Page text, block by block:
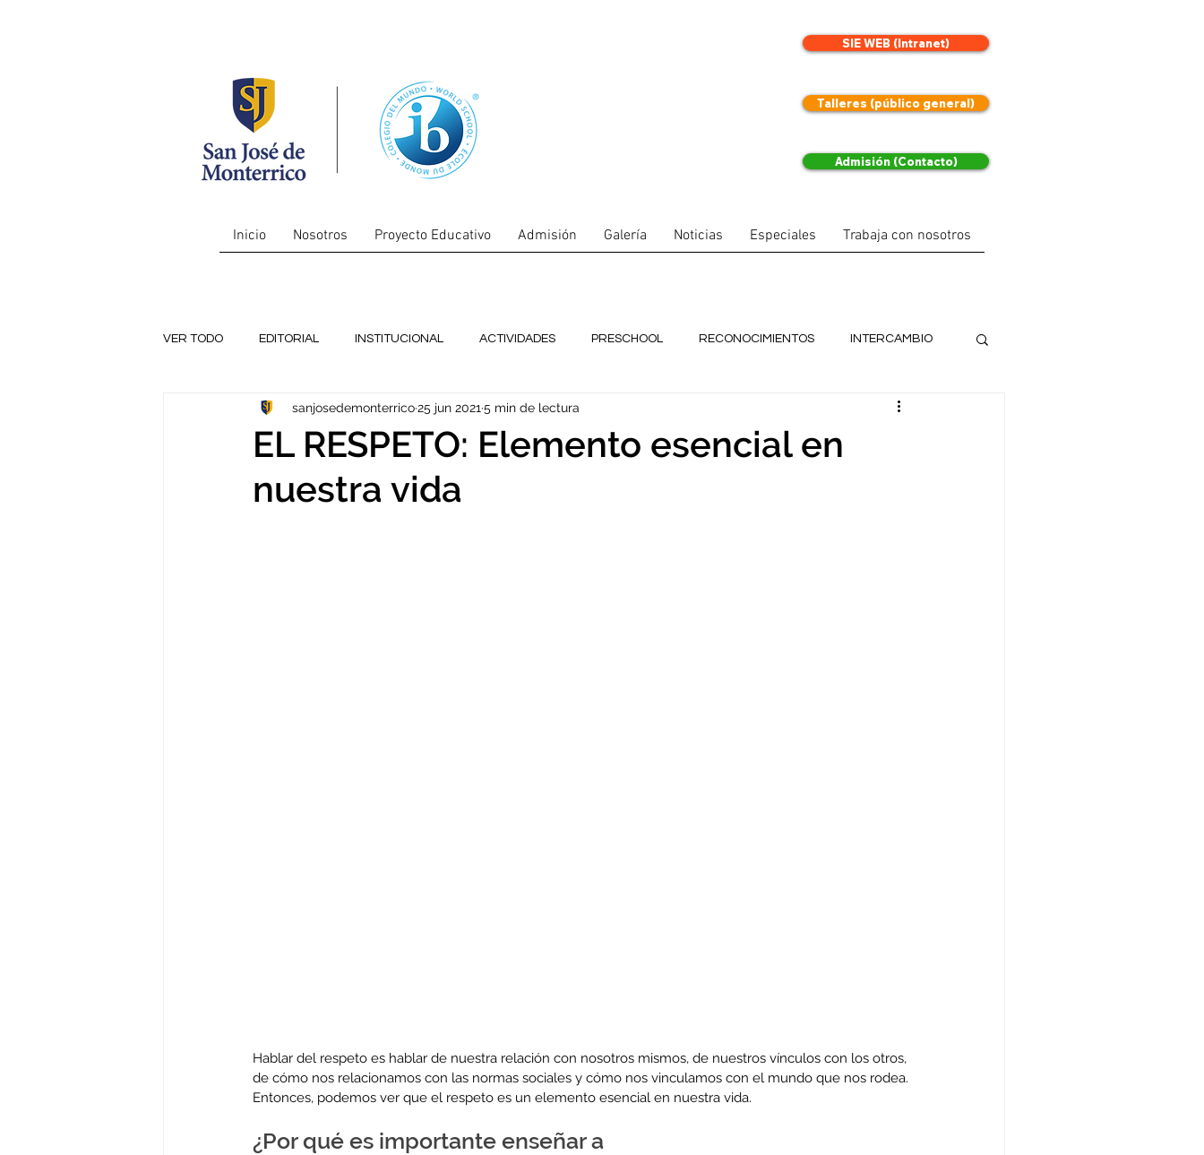
SIE WEB (Intranet)
Talleres (público general)
Admisión (Contacto)
Inicio Nosotros Proyecto Educativo Admisión Galería Noticias Especiales Trabaja con nosotros
VER TODO EDITORIAL INSTITUCIONAL ACTIVIDADES PRESCHOOL RECONOCIMIENTOS INTERCAMBIO
TECNOLOGÍA VERANO Educación y Familia EXALUMNOS
Arte NOTICIAS ORGULLO SJM
EL RESPETO: Elemento esencial en
nuestra vida
sanjosedemonterrico25 jun 2021 5 min de lectura
Hablar del respeto es hablar de nuestra relación con nosotros mismos, de nuestros vínculos con los otros,
de cómo nos relacionamos con las normas sociales y cómo nos vinculamos con el mundo que nos rodea.
Entonces, podemos ver que el respeto es un elemento esencial en nuestra vida.
¿Por qué es importante enseñar a